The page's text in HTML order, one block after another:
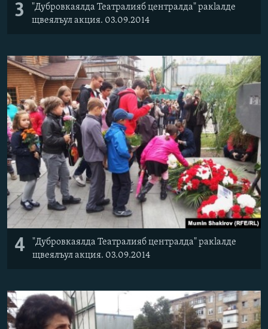
3
"Дубровкаялда Театралияб централда" ракlалде
щвеялъул акция. 03.09.2014
4
"Дубровкаялда Театралияб централда" ракlалде
щвеялъул акция. 03.09.2014